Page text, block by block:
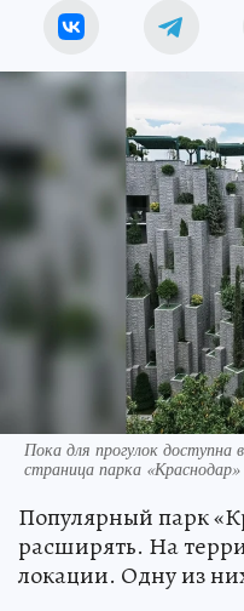
Пока для прогулок
страница парка
Популярный парк
расширять. На
локации. Одну из